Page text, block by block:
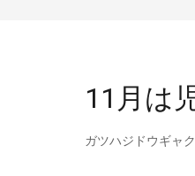
11月は
ガツハジドウギャ